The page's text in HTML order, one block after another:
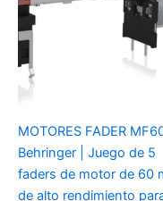
MOTORES FADER
Behringer | Juego de 5
faders de motor de 60
de alto rendimiento